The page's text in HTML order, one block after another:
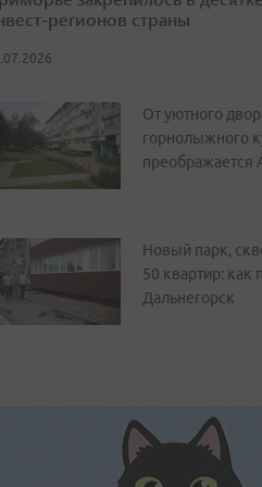
регионов страны
От уютного
горнолыжного
преображается
Новый парк,
50 квартир: как
Дальнегорск